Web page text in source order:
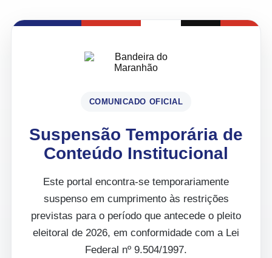
COMUNICADO OFICIAL
Suspensão Temporária de
Conteúdo Institucional
Este portal encontra-se temporariamente
suspenso em cumprimento às restrições
previstas para o período que antecede o pleito
eleitoral de 2026, em conformidade com a Lei
Federal nº 9.504/1997.